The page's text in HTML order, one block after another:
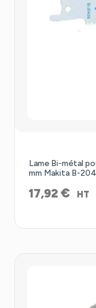
Lame Bi-métal
mm Makita B-
17,92 € HT